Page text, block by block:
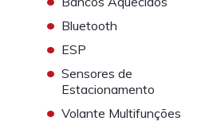
• Bluetooth
• ESP
• Sensores de
Estacionamento
• Volante Multifunções